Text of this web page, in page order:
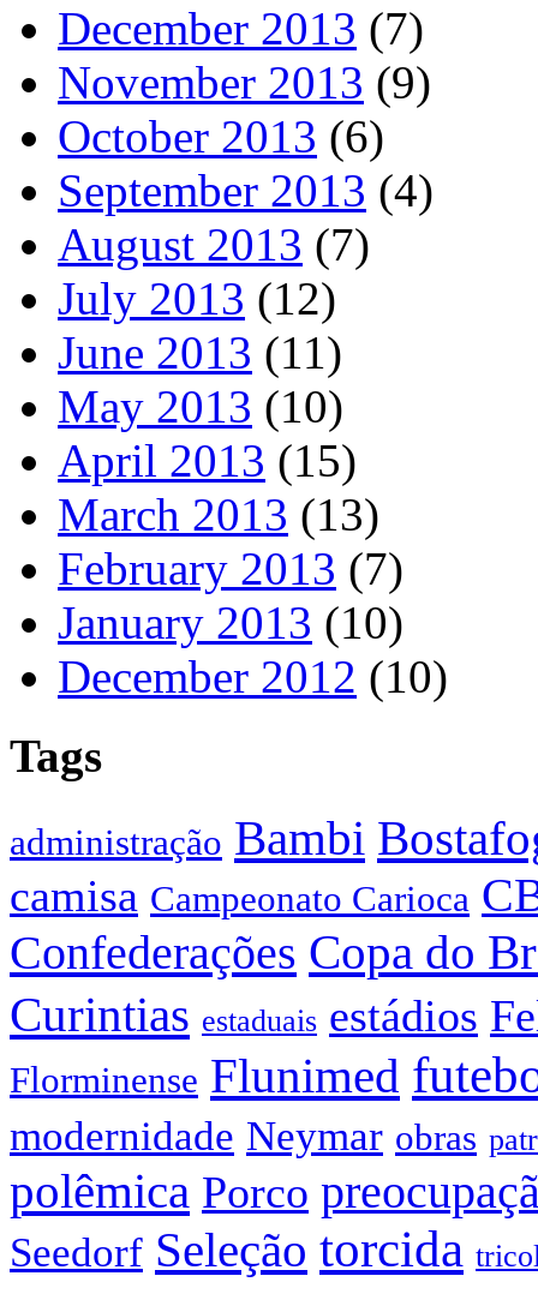
December 2013 (7)
November 2013 (9)
October 2013 (6)
September 2013 (4)
August 2013 (7)
July 2013 (12)
June 2013 (11)
May 2013 (10)
April 2013 (15)
March 2013 (13)
February 2013 (7)
January 2013 (10)
December 2012 (10)
Tags
administração Bambi
camisa Campeonato Carioca
Confederações Copa do
Curintias estaduais estádios
Florminense Flunimed
modernidade Neymar obras
polêmica Porco
Seedorf Seleção torcida